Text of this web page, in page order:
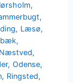
,
,
, Læsø,
,
Næstved,
,Odense,
, Ringsted,